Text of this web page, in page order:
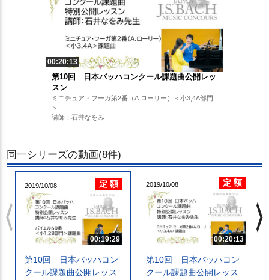
00:20:13
第10回 日本バッハコンクール課題曲公開レッ
スン
ミニチュア・フーガ第2番（A.ローリー）＜小3,4A部門
＞
講師：石井なをみ
同一シリーズの動画(8件)
2019/10/08 定 額
00:19:29
第10回 日本バッハコン
クール課題曲公開レッス
2019/10/08 定 額
00:20:13
第10回 日本バッハコン
クール課題曲公開レッス
chevron_left chevron_right